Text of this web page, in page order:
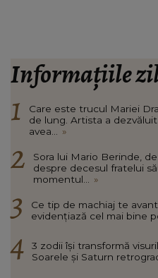
Informațiile
Care este trucul Mariei
de lung. Artista a
avea...
»
Sora lui Mario Berinde,
despre decesul fratelui
momentul...
»
Ce tip de machiaj te
evidențiază cel mai bine
3 zodii își transformă
Soarele și Saturn retrograd